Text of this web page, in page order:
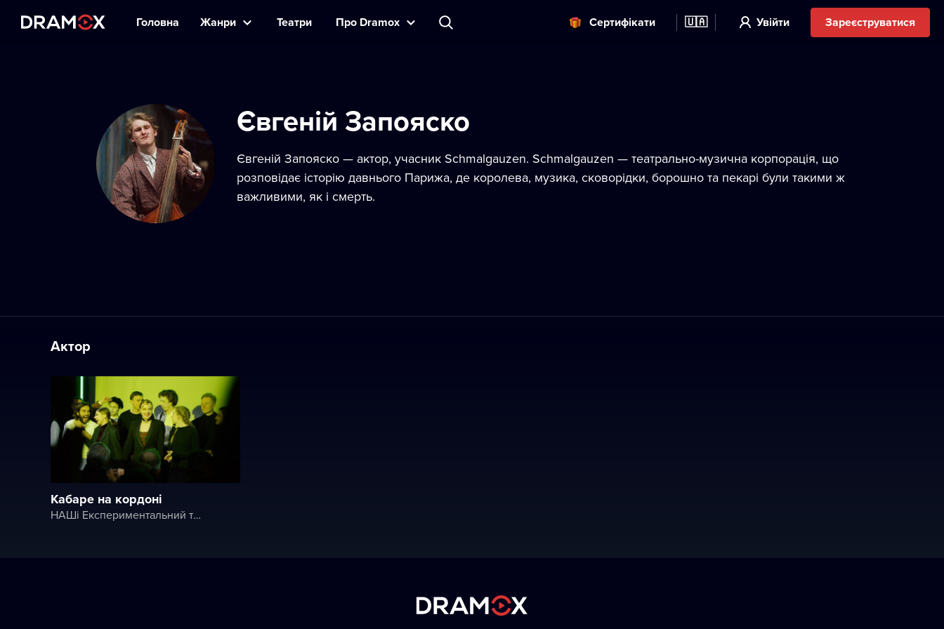
Головна Жанри Театри Прo Dramox Cертифікати 🇺🇦 Увійти Зареєструватися
Євгеній Запояско
Євгеній Запояско — актор, учасник Schmalgauzen. Schmalgauzen — театрально-музична корпорація, що
розповідає історію давнього Парижа, де королева, музика, сковорідки, борошно та пекарі були такими ж
важливими, як і смерть.
Актор
Кабаре на кордоні
НАШі Експериментальний театральний клуб